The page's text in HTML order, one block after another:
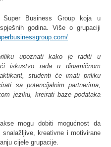
Business Group koja u
godina. Više o grupaciji
upoznati kako je raditi u
iskustvo rada u dinamičnom
studenti će imati priliku
sa potencijalnim partnerima,
jeziku, kreirati baze podataka
mogu dobiti mogućnost da
kreativne i motivirane
cijele grupacije.